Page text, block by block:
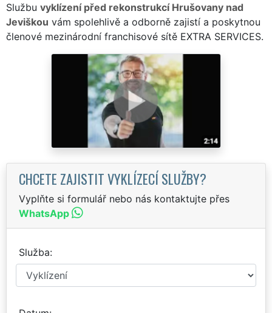
Službu vyklízení před rekonstrukcí Hrušovany nad
Jeviškou vám spolehlivě a odborně zajistí a poskytnou
členové mezinárodní franchisové sítě EXTRA SERVICES.
CHCETE ZAJISTIT VYKLÍZECÍ SLUŽBY?
Vyplňte si formulář nebo nás kontaktujte přes
WhatsApp
Služba